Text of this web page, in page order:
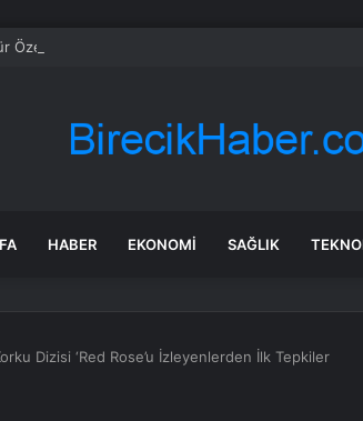
Özel Bilecik’te Vatandaşlarla Bir Araya Geldi
HABER EKONOMI SAĞLIK
Dizisi ‘Red Rose’u İzleyenlerden İlk Tepkiler